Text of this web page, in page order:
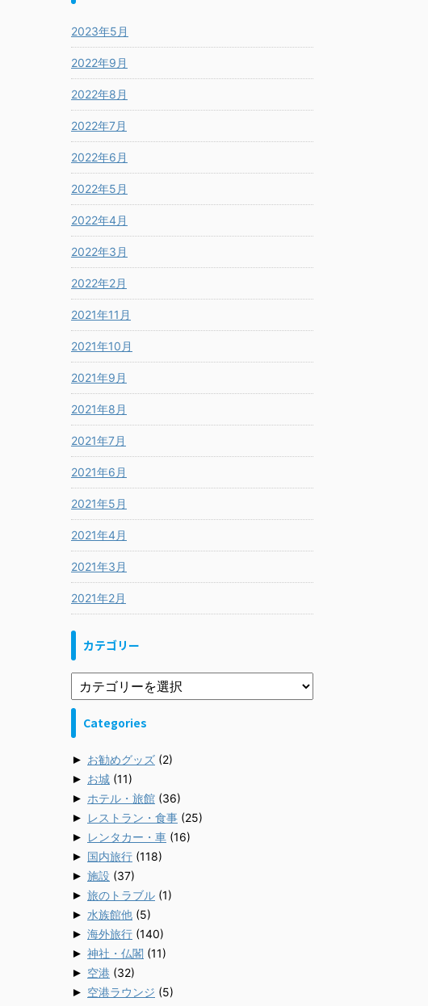
2023年5月
2022年9月
2022年8月
2022年7月
2022年6月
2022年5月
2022年4月
2022年3月
2022年2月
2021年11月
2021年10月
2021年9月
2021年8月
2021年7月
2021年6月
2021年5月
2021年4月
2021年3月
2021年2月
カテゴリー
Categories
► お勧めグッズ (2)
► お城 (11)
► ホテル・旅館 (36)
► レストラン・食事 (25)
► レンタカー・車 (16)
► 国内旅行 (118)
► 施設 (37)
► 旅のトラブル (1)
► 水族館他 (5)
► 海外旅行 (140)
► 神社・仏閣 (11)
► 空港 (32)
► 空港ラウンジ (5)